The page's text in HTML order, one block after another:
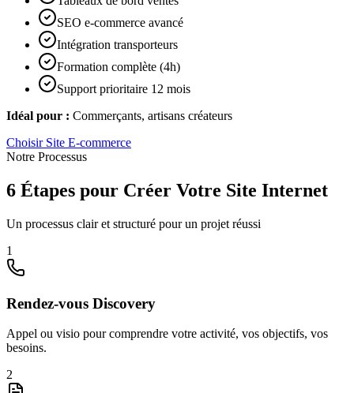
SEO e-commerce avancé
Intégration transporteurs
Formation complète (4h)
Support prioritaire 12 mois
Idéal pour : Commerçants, artisans créateurs
Choisir Site E-commerce
Notre Processus
6 Étapes pour Créer Votre Site Internet
Un processus clair et structuré pour un projet réussi
1
Rendez-vous Discovery
Appel ou visio pour comprendre votre activité, vos objectifs, vos
besoins.
2